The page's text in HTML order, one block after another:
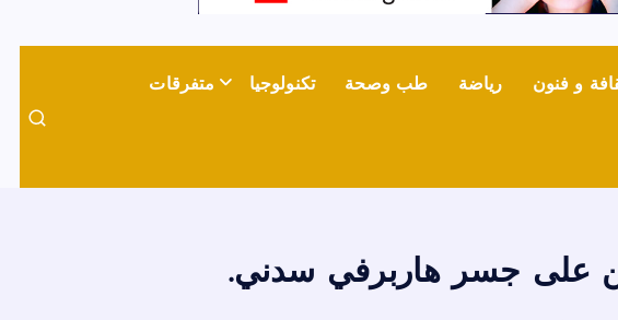
و فنون رياضة طب وصحة تكنولوجيا متفرقات
على جسر هاربرفي سدني.